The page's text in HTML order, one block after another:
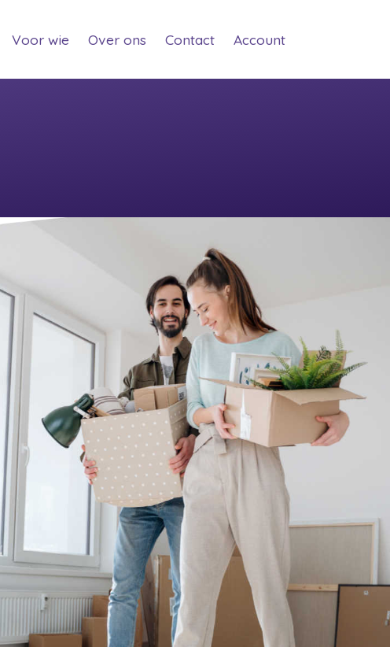
(current)
Voor wie(current)
Over ons (current)
Contact(current)
Account(current)